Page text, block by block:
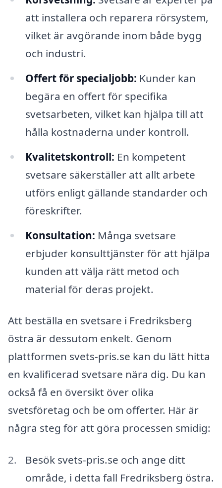
att installera och reparera rörsystem,
vilket är avgörande inom både bygg
och industri.
Offert för specialjobb: Kunder kan
begära en offert för specifika
svetsarbeten, vilket kan hjälpa till att
hålla kostnaderna under kontroll.
Kvalitetskontroll: En kompetent
svetsare säkerställer att allt arbete
utförs enligt gällande standarder och
föreskrifter.
Konsultation: Många svetsare
erbjuder konsulttjänster för att hjälpa
kunden att välja rätt metod och
material för deras projekt.
Att beställa en svetsare i Fredriksberg
östra är dessutom enkelt. Genom
plattformen svets-pris.se kan du lätt hitta
en kvalificerad svetsare nära dig. Du kan
också få en översikt över olika
svetsföretag och be om offerter. Här är
några steg för att göra processen smidig:
Besök svets-pris.se och ange ditt
område, i detta fall Fredriksberg östra.